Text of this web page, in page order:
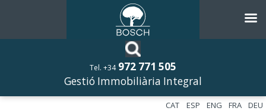
Tel. +34 972 771 505
Gestió Immobiliària Integral
DEU
FRA
ENG
ESP
CAT